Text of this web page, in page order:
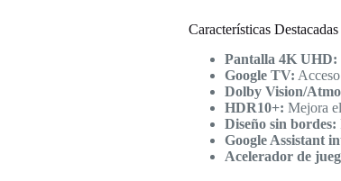
Características Destacadas
Pantalla 4K UHD:
Google TV:
Dolby Vision/
HDR10+: Mejora
Diseño sin bordes:
Google Assistant
Acelerador de